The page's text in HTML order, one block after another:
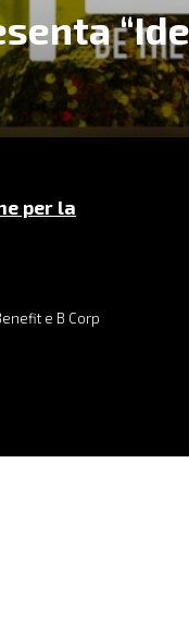
per la
e B Corp